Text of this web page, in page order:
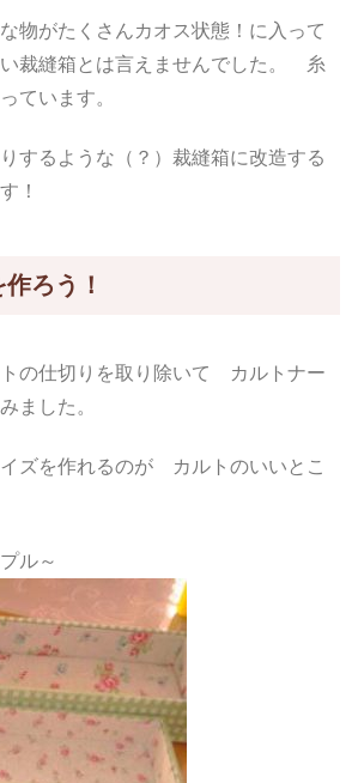
物がたくさんカオス状態！に入って
裁縫箱とは言えませんでした。 糸
ています。
するような（？）裁縫箱に改造する
！
ろう！
の仕切りを取り除いて カルトナー
ました。
ズを作れるのが カルトのいいとこ
ル～